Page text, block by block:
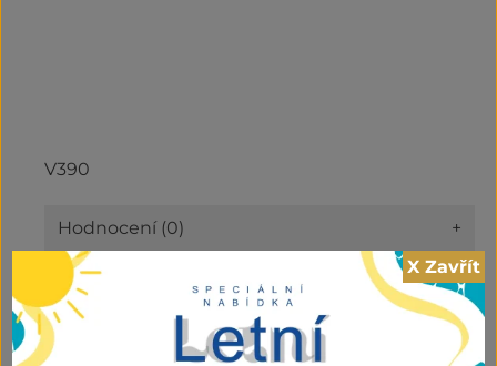
V390
Hodnocení (0) +
Kategorie: ,Prsteny
8.340,00 vč DPH ZR
X Zavřít